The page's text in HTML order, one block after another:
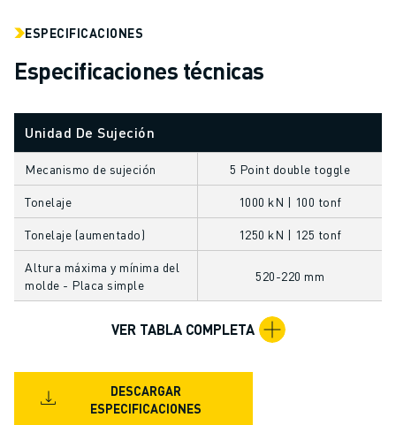
FANUC ACADEMY
SOLUCIONES EDUCATIVAS
NOTICIAS Y MEDIOS DE COMUNICACIÓN
NOTICIAS Y MEDIOS DE COMUNICACIÓN
EVENTOS
EVENTOS EDUCATIVOS
SOBRE FANUC
SOBRE FANUC
FANUC EN EUROPA
NUESTRAS SEDES
DÉ FORMA A SU FUTURO CON FANUC
ÚNASE A NOSOTROS " PORTAL DE EMPLEO
ESPECIFICACIONES
Especificaciones técnicas
Unidad De Sujeción
Mecanismo de sujeción 5 Point double toggle
Tonelaje 1000 kN | 100 tonf
Tonelaje (aumentado) 1250 kN | 125 tonf
Altura máxima y mínima del
molde - Placa simple
520-220 mm
VER TABLA COMPLETA
DESCARGAR
ESPECIFICACIONES